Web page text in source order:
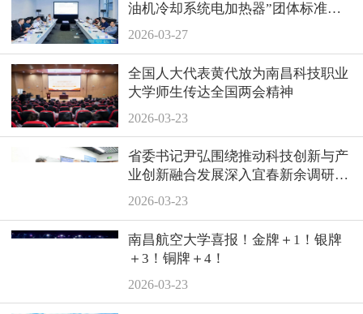
油机冷却系统电加热器”团体标准正
式发布！
2026-03-27
全国人大代表黄代放为南昌科技职业
大学师生传达全国两会精神
2026-03-23
省委书记尹弘围绕推动科技创新与产
业创新融合发展深入宜春新余调研，
走访我会会员单位宝顺昌
2026-03-23
南昌航空大学喜报！金牌＋1！银牌
＋3！铜牌＋4！
2026-03-23